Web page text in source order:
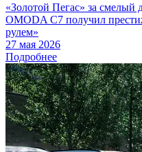
«Золотой Пегас» за смелый
OMODA C7 получил
рулем»
27 мая 2026
Подробнее